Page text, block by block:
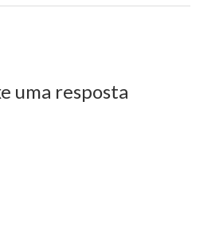
uma resposta